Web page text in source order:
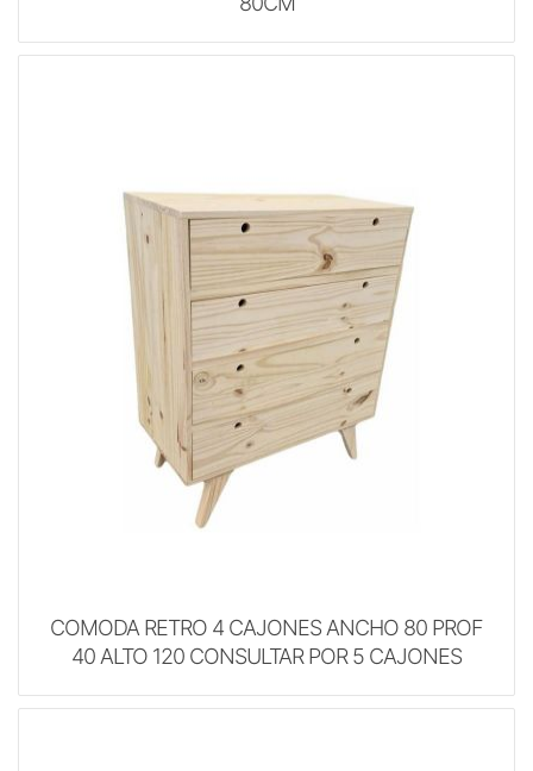
COMODA RETRO 4 CAJONES ANCHO 80 PROF
40 ALTO 120 CONSULTAR POR 5 CAJONES